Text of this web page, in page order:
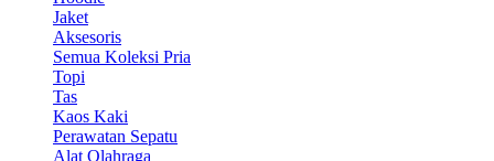
Jaket
Aksesoris
Semua Koleksi Pria
Topi
Tas
Kaos Kaki
Perawatan Sepatu
Alat Olahraga